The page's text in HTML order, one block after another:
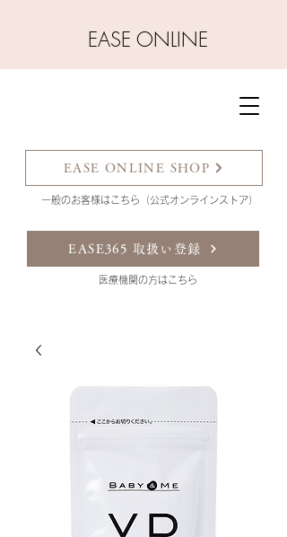
​EASE ONLINE
一般のお客様はこちら（公式オンラインストア）
​医療機関の方はこちら
EASE ONLINE SHOP
EASE365 取扱い登録